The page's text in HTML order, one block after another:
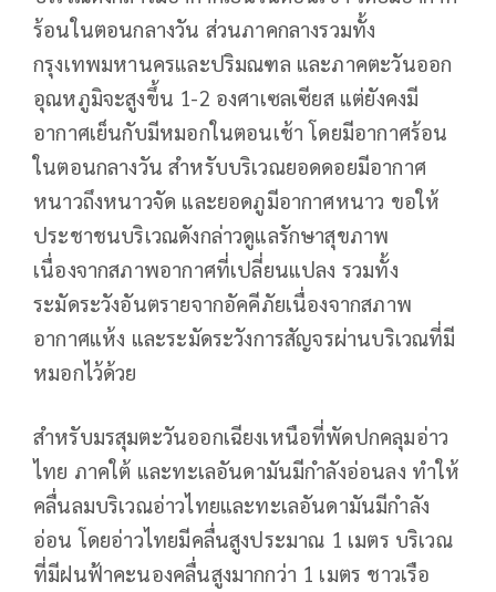
ร้อนในตอนกลางวัน ส่วนภาคกลางรวมทั้ง
กรุงเทพมหานครและปริมณฑล และภาคตะวันออก
อุณหภูมิจะสูงขึ้น 1-2 องศาเซลเซียส แต่ยังคงมี
อากาศเย็นกับมีหมอกในตอนเช้า โดยมีอากาศร้อน
ในตอนกลางวัน สำหรับบริเวณยอดดอยมีอากาศ
หนาวถึงหนาวจัด และยอดภูมีอากาศหนาว ขอให้
ประชาชนบริเวณดังกล่าวดูแลรักษาสุขภาพ
เนื่องจากสภาพอากาศที่เปลี่ยนแปลง รวมทั้ง
ระมัดระวังอันตรายจากอัคคีภัยเนื่องจากสภาพ
อากาศแห้ง และระมัดระวังการสัญจรผ่านบริเวณที่มี
หมอกไว้ด้วย
สำหรับมรสุมตะวันออกเฉียงเหนือที่พัดปกคลุมอ่าว
ไทย ภาคใต้ และทะเลอันดามันมีกำลังอ่อนลง ทำให้
คลื่นลมบริเวณอ่าวไทยและทะเลอันดามันมีกำลัง
อ่อน โดยอ่าวไทยมีคลื่นสูงประมาณ 1 เมตร บริเวณ
ที่มีฝนฟ้าคะนองคลื่นสูงมากกว่า 1 เมตร ชาวเรือ